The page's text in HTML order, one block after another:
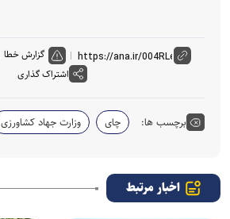
گزارش خطا
اشتراک گذاری
برچسب ها: چای وزارت جهاد کشاورزی
اخبار مرتبط